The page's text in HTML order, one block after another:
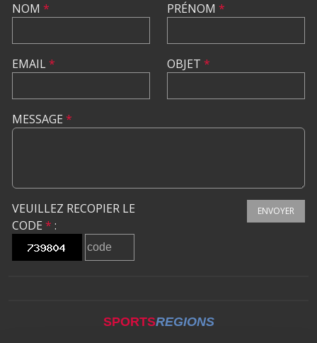
NOM *
EMAIL*
PRÉNOM *
OBJET *
MESSAGE *
VEUILLEZ RECOPIER LE
CODE * :
ENVOYER
SPORTSREGIONS